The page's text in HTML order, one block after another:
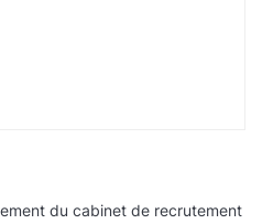
du cabinet de recrutement